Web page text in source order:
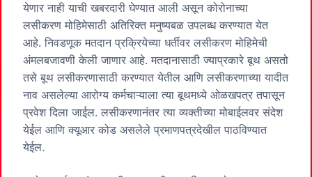
येणार नाही याची खबरदारी घेण्यात आली असून कोरोनाच्या
लसीकरण मोहिमेसाठी अतिरिक्त मनुष्यबळ उपलब्ध करण्यात येत
आहे. निवडणूक मतदान प्रक्रियेच्या धर्तीवर लसीकरण मोहिमेची
अंमलबजावणी केली जाणार आहे. मतदानासाठी ज्याप्रकारे बूथ असतो
तसे बूथ लसीकरणासाठी करण्यात येतील आणि लसीकरणाच्या यादीत
नाव असलेल्या आरोग्य कर्मचाऱ्याला त्या बूथमध्ये ओळखपत्र तपासून
प्रवेश दिला जाईल. लसीकरणानंतर त्या व्यक्तीच्या मोबाईलवर संदेश
येईल आणि क्यूआर कोड असलेले प्रमाणपत्रदेखील पाठविण्यात
येईल.